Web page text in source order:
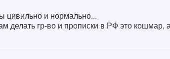
цивильно и нормально...
делать гр-во и прописки в РФ это кошмар,